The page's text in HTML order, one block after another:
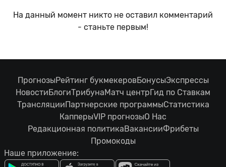
На данный момент никто не оставил комментарий
- станьте первым!
ПрогнозыРейтинг букмекеровБонусыЭкспрессы
НовостиБлогиТрибунаМатч центрГид по Ставкам
ТрансляцииПартнерские программыСтатистика
КапперыVIP прогнозыО Нас
Редакционная политикаВакансииФрибеты
Промокоды
Наше приложение: